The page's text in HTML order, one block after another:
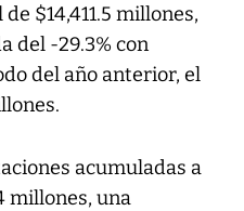
$14,411.5 millones,
del -29.3% con
del año anterior, el
acumuladas a
millones, una